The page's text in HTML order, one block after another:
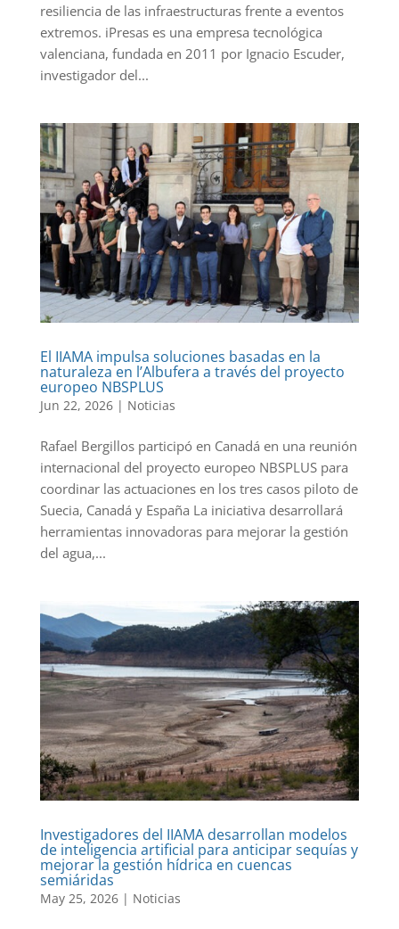
resiliencia de las infraestructuras frente a eventos
extremos. iPresas es una empresa tecnológica
valenciana, fundada en 2011 por Ignacio Escuder,
investigador del...
El IIAMA impulsa soluciones basadas en la
naturaleza en l’Albufera a través del proyecto
europeo NBSPLUS
Jun 22, 2026| Noticias
Rafael Bergillos participó en Canadá en una reunión
internacional del proyecto europeo NBSPLUS para
coordinar las actuaciones en los tres casos piloto de
Suecia, Canadá y España La iniciativa desarrollará
herramientas innovadoras para mejorar la gestión
del agua,...
Investigadores del IIAMA desarrollan modelos
de inteligencia artificial para anticipar sequías y
mejorar la gestión hídrica en cuencas
semiáridas
May 25, 2026| Noticias